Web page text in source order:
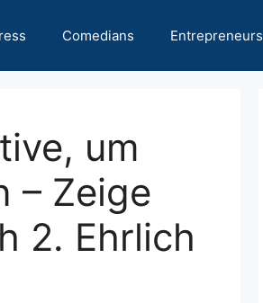
Comedians Entrepreneurs
um
– Zeige
2. Ehrlich